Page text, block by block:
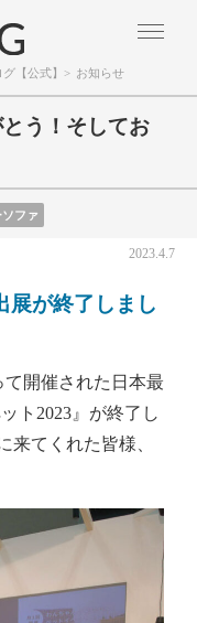
【公式】 > お知らせ
う！そしてお
ファ
2023.4.7
展が終了しまし
て開催された日本最
ト2023』が終了し
来てくれた皆様、